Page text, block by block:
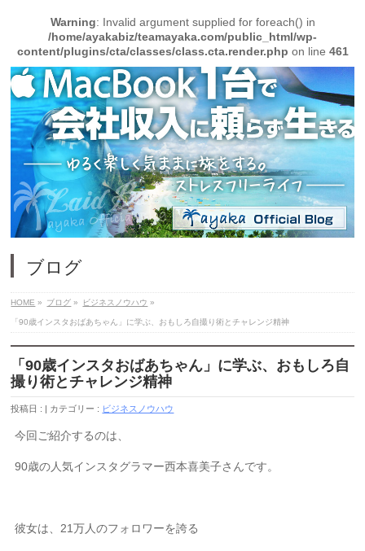
Warning: Invalid argument supplied for foreach() in
/home/ayakabiz/teamayaka.com/public_html/wp-
content/plugins/cta/classes/class.cta.render.php on line 461
ブログ
HOME » ブログ » ビジネスノウハウ »
「90歳インスタおばあちゃん」に学ぶ、おもしろ自撮り術とチャレンジ精神
「90歳インスタおばあちゃん」に学ぶ、おもしろ自
撮り術とチャレンジ精神
投稿日 : カテゴリー : ビジネスノウハウ
今回ご紹介するのは、
90歳の人気インスタグラマー西本喜美子さんです。
彼女は、21万人のフォロワーを誇る